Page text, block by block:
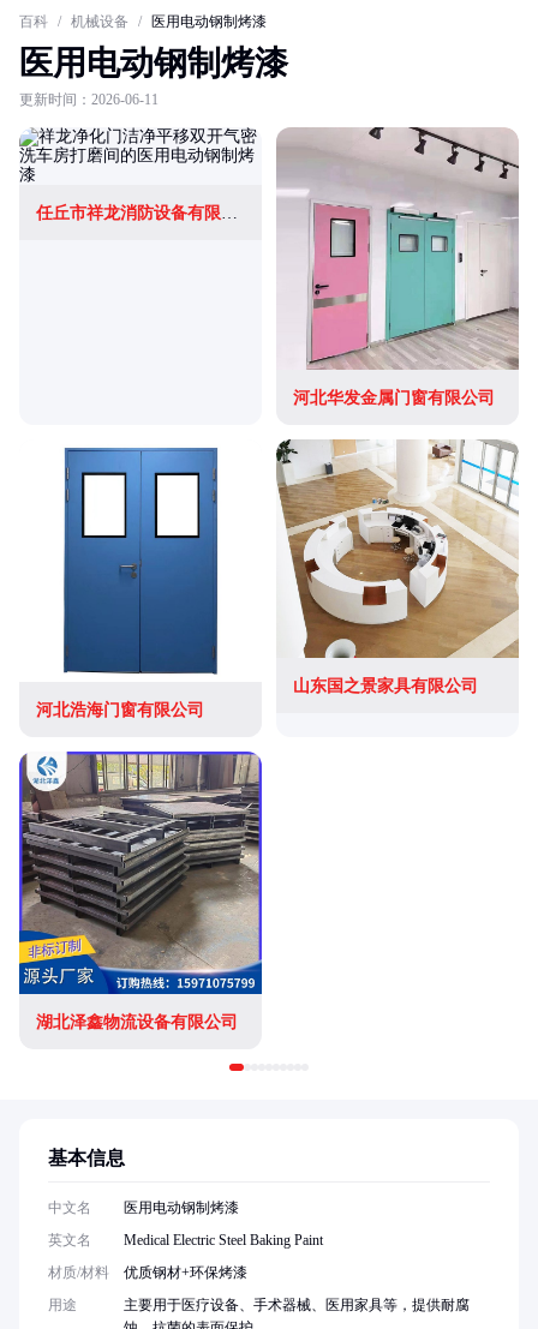
百科 / 机械设备 / 医用电动钢制烤漆
医用电动钢制烤漆
更新时间：2026-06-11
任丘市祥龙消防设备有限公司
河北华发金属门窗有限公司
河北浩海门窗有限公司
山东国之景家具有限公司
湖北泽鑫物流设备有限公司
基本信息
中文名
医用电动钢制烤漆
英文名
Medical Electric Steel Baking Paint
材质/材料
优质钢材+环保烤漆
用途
主要用于医疗设备、手术器械、医用家具等，提供耐腐